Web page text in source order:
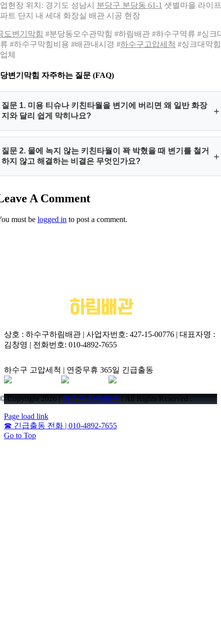
현장 위치: 경기도 성남시 분당구 분당동 61-1 샛별마을 라이프
트 단지 내 세대 화장실 배관 시공 현장
도변기막힘 #분당동오수관막힘 #하림배관 #하수구역류 #싱크
#하수구막힘비용 #배관내시경 #하수구고압세척 #싱크대막
체
변기막힘 자주하는 질문 (FAQ)
질문 1. 미용 티슈나 키친타월을 변기에 버리면 왜 일반 화장
지와 달리 쉽게 막히나요?
+
답변 1. 일반 롤 화장지는 물 속에서 섬유질이 유기적으로 분해
되도록 설계되어 있지만 미용 티슈나 키친타월 제품은 물에 젖
지 않고 겹겹이 쌓여 단단한 섬유질 장벽을 형성하게 됩니다. 증
닥으로 분출되는 하수구역류 피해를 초래합니다.
질문 2. 물에 녹지 않는 키친타월이 꽉 박혔을 때 변기를 철거
하지 않고 해결하는 비결은 무엇인가요?
+
상태를 실시간 계측하며 전용 수동 회전 관통기를 투입합니다.
1차로 섬유 조직의 중심부를 찢어낸 뒤 분당 2000회 이상 회전
A Comment
must be logged in to post a comment.
상호 : 하수구하림배관 | 사업자번호: 427-15-00776 | 대표자명 :
김창영 | 전화번호: 010-4892-7655
하수구 고압세척 | 연중무휴 365일 긴급출동
© Copyright 2026 |하수구 하림배관 | All Rights Reserved .
Page load link
☎ 긴급출동 전화 | 010-4892-7655
Go to Top